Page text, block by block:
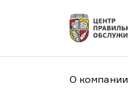
О компании